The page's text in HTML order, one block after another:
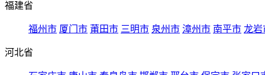
福建省
福州市 厦门市 莆田市 三明市 泉州市 漳州市 南平市 龙岩
河北省